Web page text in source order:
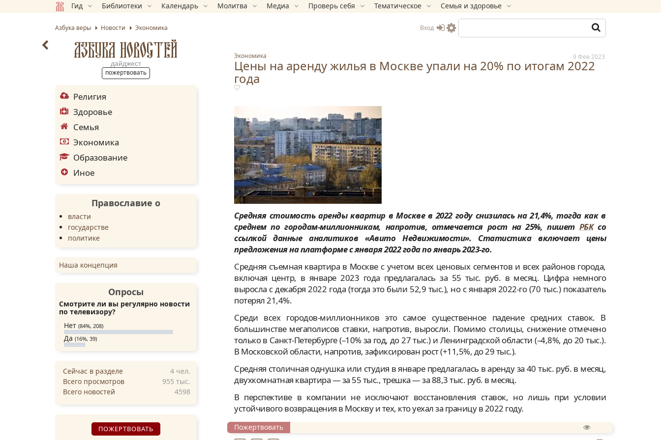
Гид Библиотеки Календарь Молитва Медиа Проверь себя Тематическое Семья и здоровье
Азбука веры Новости Экономика Вход
9 Фев 2023
Экономика
Цены на аренду жилья в Москве упали на 20% по итогам 2022
года
Средняя стоимость аренды квартир в Москве в 2022 году снизилась на 21,4%, тогда как в
среднем по городам-миллионникам, напротив, отмечается рост на 25%, пишет РБКсо
ссылкой данные аналитиков «Авито Недвижимости». Статистика включает цены
предложения на платформе с января 2022 года по январь 2023-го.
Средняя съемная квартира в Москве с учетом всех ценовых сегментов и всех районов города,
включая центр, в январе 2023 года предлагалась за 55 тыс. руб. в месяц. Цифра немного
выросла с декабря 2022 года (тогда это были 52,9 тыс.), но с января 2022-го (70 тыс.) показатель
потерял 21,4%.
Среди всех городов-миллионников это самое существенное падение средних ставок. В
большинстве мегаполисов ставки, напротив, выросли. Помимо столицы, снижение отмечено
только в Санкт-Петербурге (–10% за год, до 27 тыс.) и Ленинградской области (–4,8%, до 20 тыс.).
В Московской области, напротив, зафиксирован рост (+11,5%, до 29 тыс.).
Средняя столичная однушка или студия в январе предлагалась в аренду за 40 тыс. руб. в месяц,
двухкомнатная квартира — за 55 тыс., трешка — за 88,3 тыс. руб. в месяц.
В перспективе в компании не исключают восстановления ставок, но лишь при условии
устойчивого возвращения в Москву и тех, кто уехал за границу в 2022 году.
Пожертвовать
АЗБУКА НОВОСТЕЙ
дайджест
пожертвовать
Религия
Здоровье
Семья
Экономика
Образование
Иное
Православие о
власти
государстве
политике
Наша концепция
Опросы
Смотрите ли вы регулярно новости
по телевизору?
Нет (84%, 208)
Да (16%, 39)
Сейчас в разделе 4 чел.
Всего просмотров
955 тыс.
Всего новостей
4598
ПОЖЕРТВОВАТЬ